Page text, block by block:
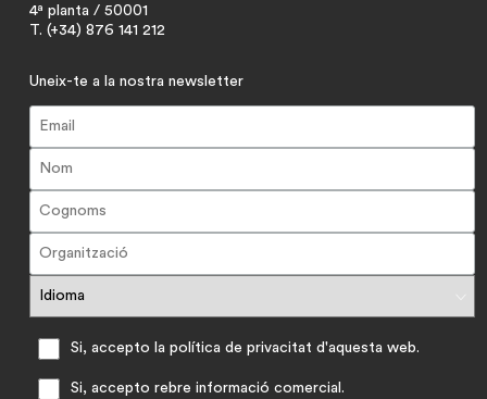
4ª planta / 50001
T. (+34) 876 141 212
Uneix-te a la nostra newsletter
Si, accepto la política de privacitat d'aquesta web.
Si, accepto rebre informació comercial.